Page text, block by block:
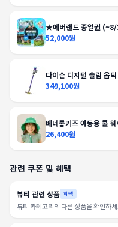
★에버랜드 종일권
52,000원
다이슨 디지털 슬림 옵틱
349,100원
베네통키즈 아동용 쿨
26,400원
관련 쿠폰 및 혜택
뷰티 관련 상품 혜택
뷰티 카테고리의 다른 상품을 확인하